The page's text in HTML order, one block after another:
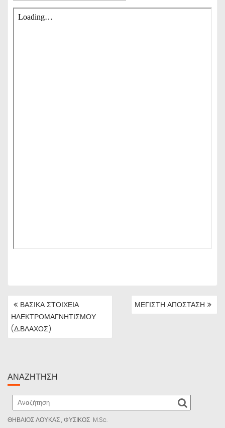
ΠΛΟΉΓΗΣΗ
ΆΡΘΡΩΝ
ΒΑΣΙΚΑ ΣΤΟΙΧΕΙΑ
ΗΛΕΚΤΡΟΜΑΓΝΗΤΙΣΜΟΥ
(Δ.ΒΛΑΧΟΣ)
ΜΕΓΙΣΤΗ ΑΠΟΣΤΑΣΗ
ΑΝΑΖΉΤΗΣΗ
ΘΗΒΑΙΟΣ ΛΟΥΚΑΣ , ΦΥΣΙΚΟΣ M.Sc.